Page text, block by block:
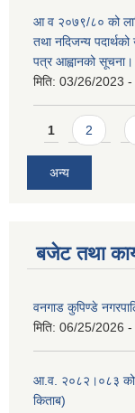
आ व २०७९/८० को
तथा नदिजन्य
पत्र आह्वानको सूचना।
मिति: 03/26/2023 -
Pages
1 2
अन्य
बजेट तथा
वनगाड कुपिण्डे
मिति: 06/25/2026 -
आ.व. २०८२।०८३ को
किताब)